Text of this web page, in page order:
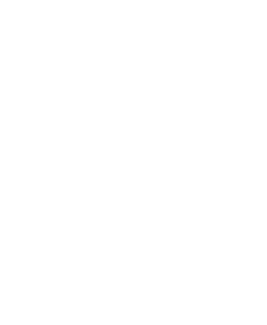
במסגרת
לצבא" פשוט
לעין.
שמי שלא תורם
מכל הזכויות שהיא
לתרום למדינה שבה
בביטחון מדי לילה.